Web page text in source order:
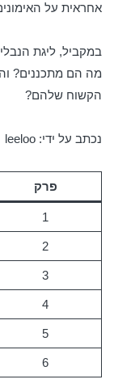
אחראית על
במקביל, ליגת
מה הם מתכננים?
הקשוח שלהם?
נכתב על ידי: leeloo
פרק
1
2
3
4
5
6